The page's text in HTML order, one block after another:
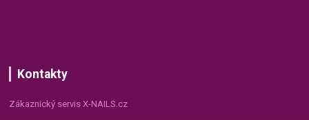
Kontakty
Zákaznický servis X-NAILS.cz